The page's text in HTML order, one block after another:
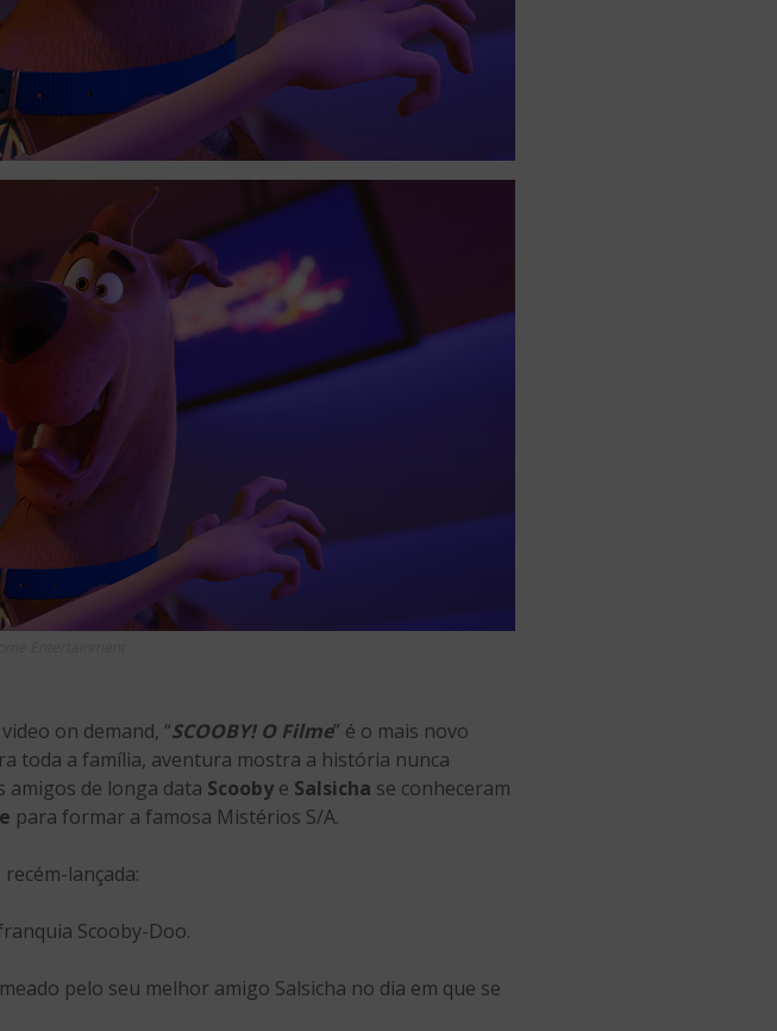
on demand, “SCOOBY! O Filme” é o mais novo
toda a família, aventura mostra a história nunca
amigos de longa data Scooby e Salsicha se conheceram
para formar a famosa Mistérios S/A.
lançada:
Scooby-Doo.
pelo seu melhor amigo Salsicha no dia em que se